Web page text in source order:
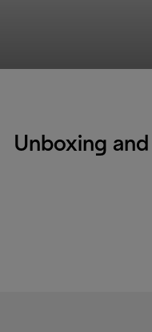
Unboxing